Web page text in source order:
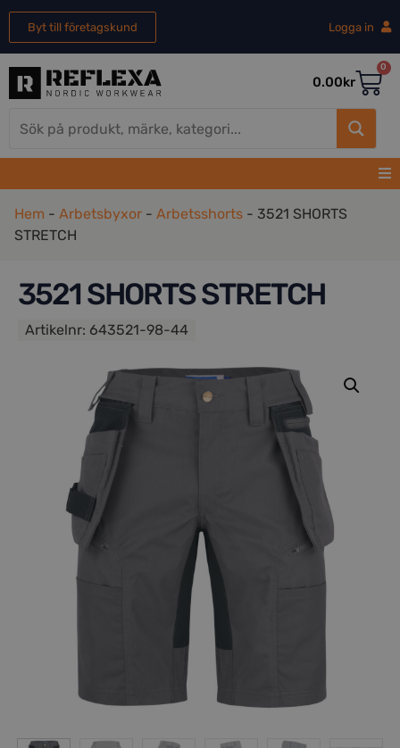
Byt till företagskund Logga in
0.00kr
0
Hem - Arbetsbyxor - Arbetsshorts - 3521 SHORTS
STRETCH
3521 SHORTS STRETCH
Artikelnr: 643521-98-44